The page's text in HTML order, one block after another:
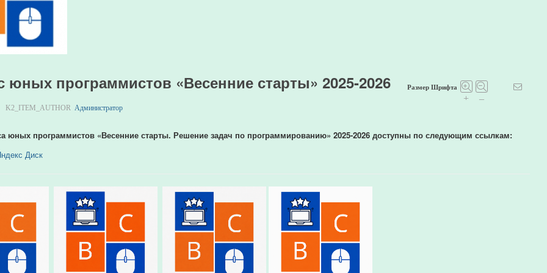
юных программистов «Весенние старты» 2025-2026 Размер Шрифта
+ –
K2_ITEM_AUTHOR Администратор
юных программистов «Весенние старты. Решение задач по программированию» 2025-2026 доступны по следующим ссылкам:
Диск